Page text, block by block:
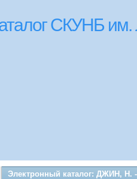
СКУНБ
Электронный каталог: ДЖИН,